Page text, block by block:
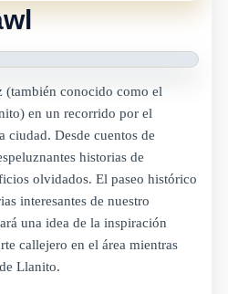
(también conocido como el
en un recorrido por el
ciudad. Desde cuentos de
historias de
olvidados. El paseo histórico
interesantes de nuestro
una idea de la inspiración
callejero en el área mientras
Llanito.